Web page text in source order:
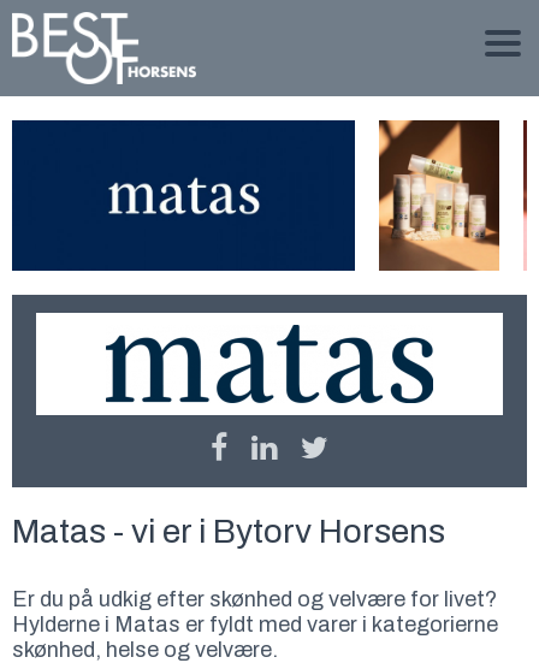
Matas - vi er i Bytorv Horsens
Er du på udkig efter skønhed og velvære for livet?
Hylderne i Matas er fyldt med varer i kategorierne
skønhed, helse og velvære.